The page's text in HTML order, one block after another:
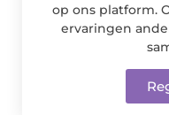
op ons platform.
ervaringen